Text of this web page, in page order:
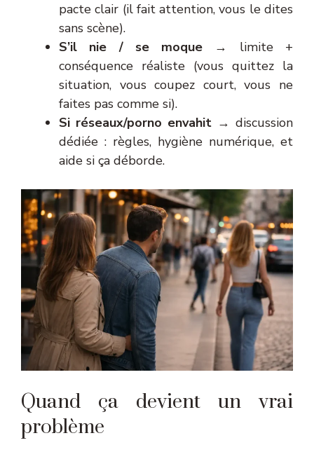
pacte clair (il fait attention, vous le dites
sans scène).
S’il nie / se moque → limite +
conséquence réaliste (vous quittez la
situation, vous coupez court, vous ne
faites pas comme si).
Si réseaux/porno envahit → discussion
dédiée : règles, hygiène numérique, et
aide si ça déborde.
Quand ça devient un vrai
problème